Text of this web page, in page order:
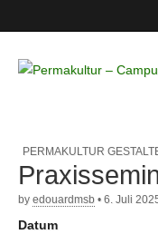
–
PERMAKULTUR
by edouardmsb • 6. Juli
Datum